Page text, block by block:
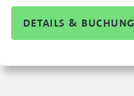
DETAILS & BUCHUNG